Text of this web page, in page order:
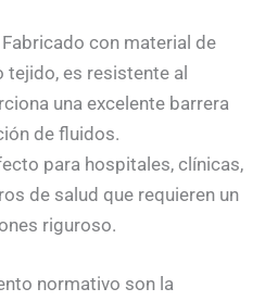
Fabricado con material de
tejido, es resistente al
una excelente barrera
de fluidos.
para hospitales, clínicas,
de salud que requieren un
riguroso.
normativo son la